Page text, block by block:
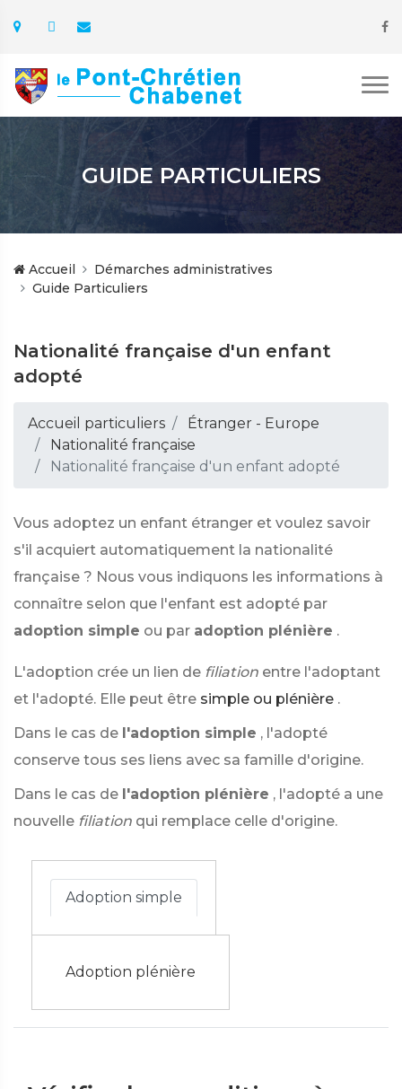
GUIDE PARTICULIERS
Accueil
Démarches administratives
Guide Particuliers
Nationalité française d'un enfant
adopté
Accueil particuliers
Étranger - Europe
Nationalité française
Nationalité française d'un enfant adopté
Vous adoptez un enfant étranger et voulez savoir
s'il acquiert automatiquement la nationalité
française ? Nous vous indiquons les informations à
connaître selon que l'enfant est adopté par
adoption simple ou par adoption plénière .
L'adoption crée un lien de filiation entre l'adoptant
et l'adopté. Elle peut être simple ou plénière .
Dans le cas de l'adoption simple , l'adopté
conserve tous ses liens avec sa famille d'origine.
Dans le cas de l'adoption plénière , l'adopté a une
nouvelle filiation qui remplace celle d'origine.
Adoption simple
Adoption plénière